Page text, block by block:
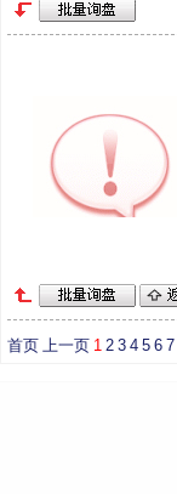
首页 上一页 1 2 3 4 5 6 7